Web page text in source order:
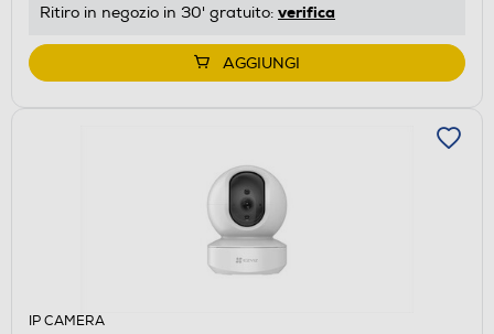
Ritiro in negozio in 30' gratuito: verifica
AGGIUNGI
IP CAMERA